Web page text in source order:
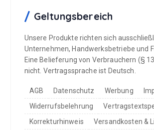
Geltungsbereich
Unsere Produkte richten sich
Unternehmen, Handwerksbetriebe und
Eine Belieferung von Verbrauchern (§
nicht. Vertragssprache ist Deutsch.
AGB Datenschutz Werbung
Widerrufsbelehrung
Korrekturhinweis
Versandkosten &